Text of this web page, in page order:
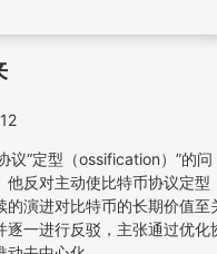
“定型（ossification）”的问
反对主动使比特币协议定型
演进对比特币的长期价值至
一进行反驳，主张通过优化